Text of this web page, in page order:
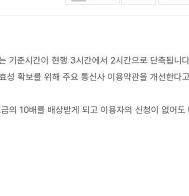
기준시간이 현행 3시간에서 2시간으로 단축됩니
성 확보를 위해 주요 통신사 이용약관을 개선한다고
의 10배를 배상받게 되고 이용자의 신청이 없어도